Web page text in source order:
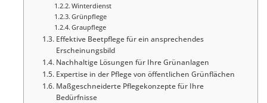
Winterdienst
Grünpflege
Graupflege
Effektive Beetpflege für ein ansprechendes
Erscheinungsbild
Nachhaltige Lösungen für Ihre Grünanlagen
Expertise in der Pflege von öffentlichen Grünflächen
Maßgeschneiderte Pflegekonzepte für Ihre
Bedürfnisse